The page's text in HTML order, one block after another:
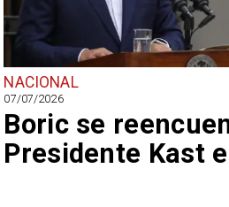
NACIONAL
07/07/2026
Boric se
Presidente Kast